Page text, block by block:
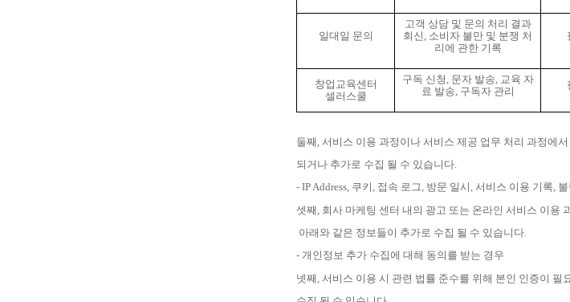
일대일 문의
고객 상담 및 문의 처리 결과
회신 , 소비자 불만 및 분쟁 처
리에 관한 기록
창업교육센터
셀러스쿨
구독 신청 , 문자 발송, 교육 자
료 발송, 구독자 관리
둘째 서비스 이용 과정이나 서비스 제공 업무 처리 과정에
되거나 추가로 수집 될 수 있습니다
- IP Address, 쿠키 , 접속 로그, 방문 일시 , 서비스 이용 기록,
셋째 회사 마케팅 센터 내의 광고 또는 온라인 서비스 이용
아래와 같은 정보들이 추가로 수집 될 수 있습니다
- 개인정보 추가 수집에 대해 동의를 받는 경우
넷째 서비스 이용 시 관련 법률 준수를 위해 본인 인증이 필